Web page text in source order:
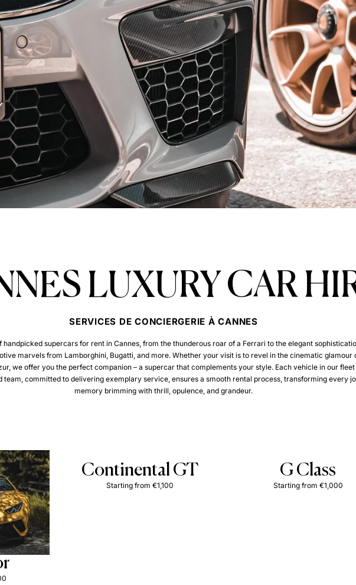
LUXURY CAR
SERVICES DE CONCIERGERIE À CANNES
supercars for rent in Cannes, from the thunderous roar of a Ferrari to the elegant
marvels from Lamborghini, Bugatti, and more. Whether your visit is to revel in the cinematic glamour
we offer you the perfect companion – a supercar that complements your style. Each vehicle in our
committed to delivering exemplary service, ensures a smooth rental process, transforming every
memory brimming with thrill, opulence, and grandeur.
Continental GT
Starting from €1,100
G Class
Starting from €1,000